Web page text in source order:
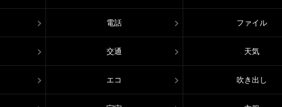
電話 ファイル
交通 天気
エコ 吹き出し